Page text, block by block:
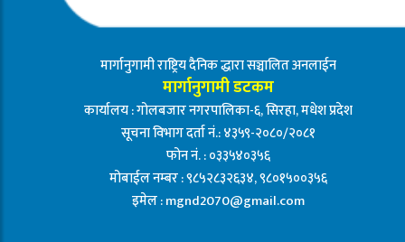
मार्गानुगामी राष्ट्रिय दैनिक द्धारा सञ्चालित अनलाईन
मार्गानुगामी डटकम
कार्यालय : गोलबजार नगरपालिका-६, सिरहा, मधेश प्रदेश
सूचना विभाग दर्ता नं.: ४३५९-२०८०/२०८१
फोन नं. : ०३३५४०३५६
मोबाईल नम्बर : ९८५२८३२६३४, ९८०१५००३५६
इमेल :mgnd2070@gmail.com